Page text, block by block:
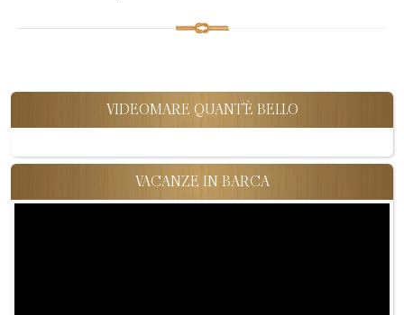
VIDEOMARE QUANT'È BELLO
VACANZE IN BARCA